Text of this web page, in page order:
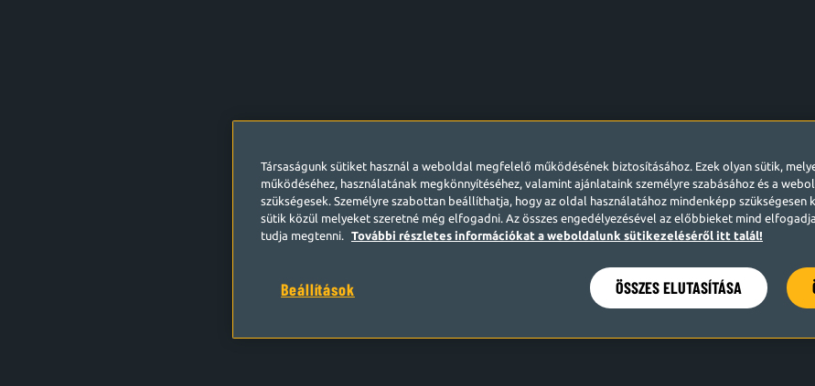
Társaságunk sütiket használ a weboldal megfelelő működésének biztosításához. Ezek olyan sütik,
működéséhez, használatának megkönnyítéséhez, valamint ajánlataink személyre szabásához és a
szükségesek. Személyre szabottan beállíthatja, hogy az oldal használatához mindenképp szükségesen
sütik közül melyeket szeretné még elfogadni. Az összes engedélyezésével az előbbieket mind
tudja megtenni.
További részletes információkat a weboldalunk sütikezeléséről itt talál!
Beállítások ÖSSZES ELUTASÍTÁSA